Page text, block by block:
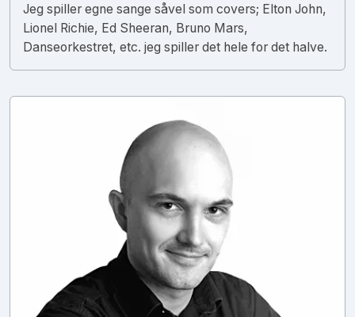
Jeg spiller egne sange såvel som covers; Elton John,
Lionel Richie, Ed Sheeran, Bruno Mars,
Danseorkestret, etc. jeg spiller det hele for det halve.